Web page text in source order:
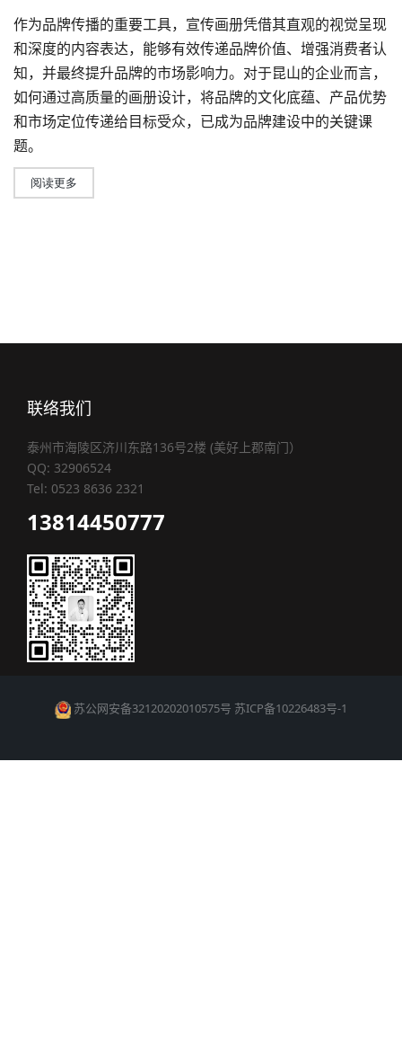
作为品牌传播的重要工具，宣传画册凭借其直观的视觉呈现
和深度的内容表达，能够有效传递品牌价值、增强消费者认
知，并最终提升品牌的市场影响力。对于昆山的企业而言，
如何通过高质量的画册设计，将品牌的文化底蕴、产品优势
和市场定位传递给目标受众，已成为品牌建设中的关键课
题。
阅读更多
联络我们
泰州市海陵区济川东路136号2楼 (美好上郡南门）
QQ: 32906524
Tel: 0523 8636 2321
13814450777
苏公网安备32120202010575号 苏ICP备10226483号-1